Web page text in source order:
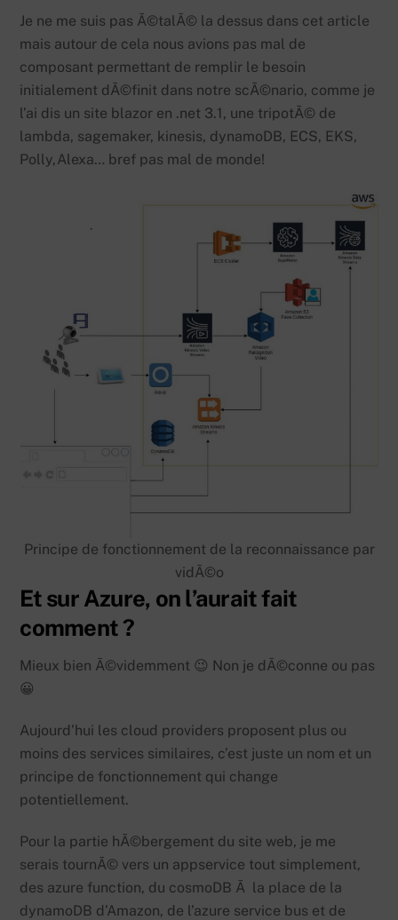
Je ne me suis pas Ã©talÃ© la dessus dans cet article
mais autour de cela nous avions pas mal de
composant permettant de remplir le besoin
initialement dÃ©finit dans notre scÃ©nario, comme je
l’ai dis un site blazor en .net 3.1, une tripotÃ© de
lambda, sagemaker, kinesis, dynamoDB, ECS, EKS,
Polly,Alexa… bref pas mal de monde!
Principe de fonctionnement de la reconnaissance par
vidÃ©o
Et sur Azure, on l’aurait fait
comment ?
Mieux bien Ã©videmment 😉 Non je dÃ©conne ou pas
😀
Aujourd’hui les cloud providers proposent plus ou
moins des services similaires, c’est juste un nom et un
principe de fonctionnement qui change
potentiellement.
Pour la partie hÃ©bergement du site web, je me
serais tournÃ© vers un appservice tout simplement,
des azure function, du cosmoDB Ã la place de la
dynamoDB d’Amazon, de l’azure service bus et de